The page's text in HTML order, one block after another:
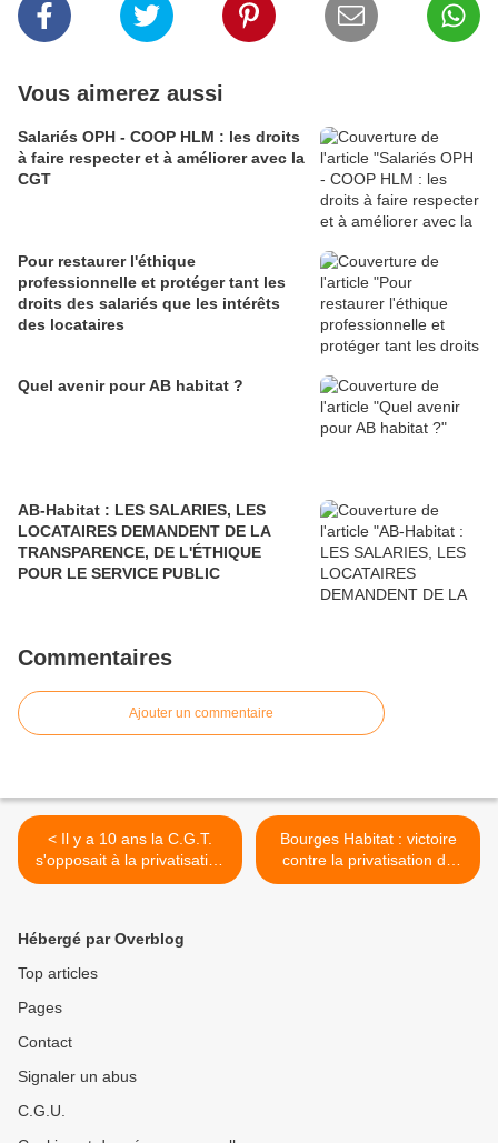
Vous aimerez aussi
Salariés OPH - COOP HLM : les droits
à faire respecter et à améliorer avec la
CGT
Pour restaurer l'éthique
professionnelle et protéger tant les
droits des salariés que les intérêts
des locataires
Quel avenir pour AB habitat ?
AB-Habitat : LES SALARIES, LES
LOCATAIRES DEMANDENT DE LA
TRANSPARENCE, DE L'ÉTHIQUE
POUR LE SERVICE PUBLIC
Commentaires
Ajouter un commentaire
< Il y a 10 ans la C.G.T.
s'opposait à la privatisation
de l'Office, les acteurs
Bourges Habitat : victoire
contre la privatisation de
l'OPH >
Hébergé par Overblog
Top articles
Pages
Contact
Signaler un abus
C.G.U.